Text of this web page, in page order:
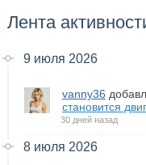
Лента
9 июля 2026
vanny36
становится
30 дней назад
8 июля 2026